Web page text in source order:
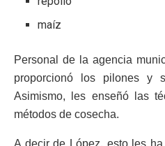
maíz
Personal de la agencia
proporcionó los pilones y
Asimismo, les enseñó las
métodos de cosecha.